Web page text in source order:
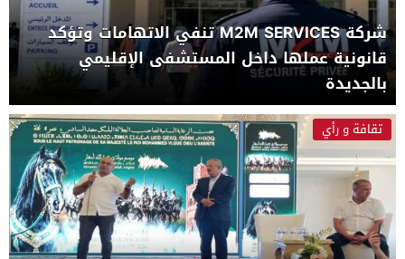
شركة M2M SERVICES تنفي الاتهامات وتؤكد
قانونية عملها داخل المستشفى الإقليمي
بالجديدة
تقافة و رأي